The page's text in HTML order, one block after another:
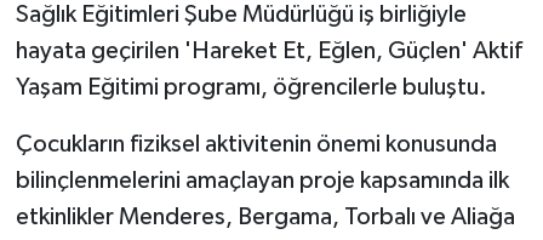
Sağlık Eğitimleri Şube Müdürlüğü iş birliğiyle
hayata geçirilen 'Hareket Et, Eğlen, Güçlen' Aktif
Yaşam Eğitimi programı, öğrencilerle buluştu.
Çocukların fiziksel aktivitenin önemi konusunda
bilinçlenmelerini amaçlayan proje kapsamında ilk
etkinlikler Menderes, Bergama, Torbalı ve Aliağa